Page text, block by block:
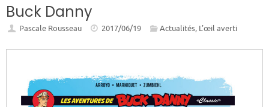
Buck Danny
Pascale Rousseau 2017/06/19 Actualités, L’œil averti